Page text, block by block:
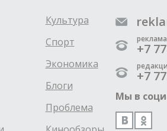
Культура
Спорт
Экономика
Блоги
Проблема
+7
+7
Мы в